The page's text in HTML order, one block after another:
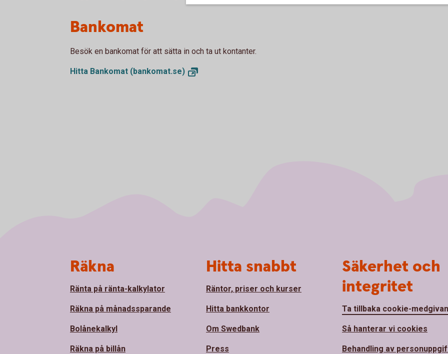
Bankomat
Besök en bankomat för att sätta in och ta ut kontanter.
Hitta Bankomat (bankomat.se)
Räkna
Ränta på ränta-kalkylator
Räkna på månadssparande
Bolånekalkyl
Räkna på billån
Hitta snabbt
Räntor, priser och kurser
Hitta bankkontor
Om Swedbank
Press
Säkerhet och
integritet
Ta tillbaka cookie-
Så hanterar vi cookies
Behandling av